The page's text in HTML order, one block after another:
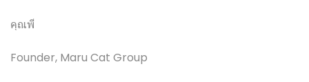
คุณพี
Founder, Maru Cat Group